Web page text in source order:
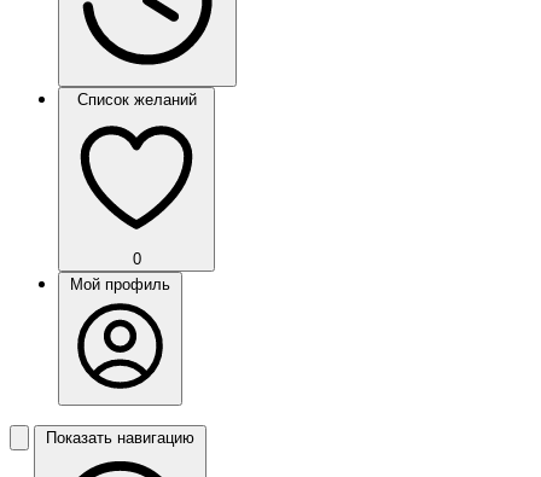
Список желаний
0
Мой профиль
Показать навигацию